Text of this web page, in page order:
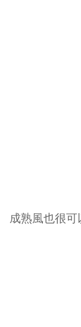
成熟風也很可